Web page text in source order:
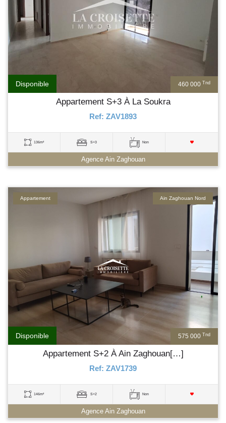
460 000 Tnd
Disponible
Appartement S+3 À La Soukra
Ref: ZAV1893
136m² S+3 Non
Agence Ain Zaghouan
575 000 Tnd
Disponible
Ain Zaghouan Nord
Appartement
Appartement S+2 À Ain Zaghouan[…]
Ref: ZAV1739
146m² S+2 Non
Agence Ain Zaghouan